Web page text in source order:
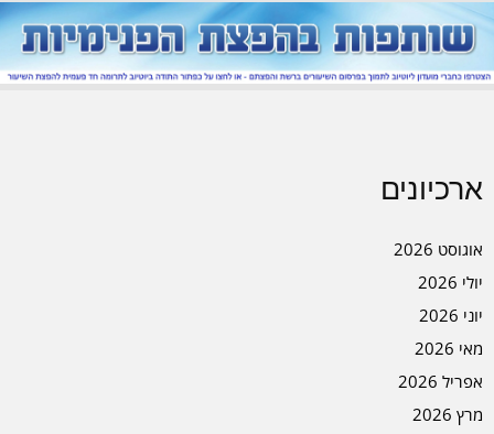
ארכיונים
אוגוסט 2026
יולי 2026
יוני 2026
מאי 2026
אפריל 2026
מרץ 2026